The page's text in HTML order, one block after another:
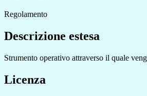
Regolamento
Descrizione estesa
Strumento operativo attraverso il quale
Licenza